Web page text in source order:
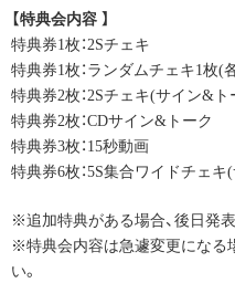
【特典会内容 】
特典券1枚：2Sチェキ
特典券1枚：ランダムチェキ1枚
特典券2枚：2Sチェキ(サイン&ト
特典券2枚：CDサイン&トーク
特典券3枚：15秒動画
特典券6枚：5S集合ワイドチェキ
※追加特典がある場合、後日発表
※特典会内容は急遽変更になる
い。